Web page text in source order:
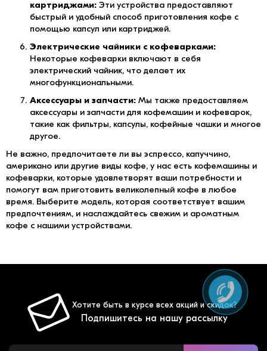
картриджами: Эти устройства предоставляют
быстрый и удобный способ приготовления кофе с
помощью капсул или картриджей.
Электрические чайники с кофеварками:
Некоторые кофеварки включают в себя
электрический чайник, что делает их
многофункциональными.
Аксессуары и запчасти: Мы также предоставляем
аксессуары и запчасти для кофемашин и кофеварок,
такие как фильтры, капсулы, кофейные чашки и многое
другое.
Не важно, предпочитаете ли вы эспрессо, капуччино,
американо или другие виды кофе, у нас есть кофемашины и
кофеварки, которые удовлетворят ваши потребности и
помогут вам приготовить великолепный кофе в любое
время. Выберите модель, которая соответствует вашим
предпочтениям, и наслаждайтесь свежим и ароматным
кофе с нашими устройствами.
Хотите быть в курсе всех акций и скидок?
Подпишитесь на нашу рассылку